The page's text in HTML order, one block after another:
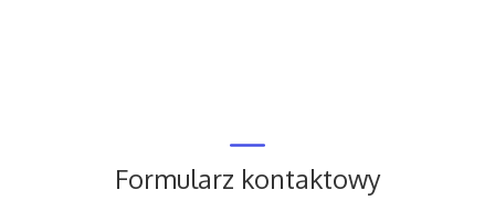
Formularz kontaktowy